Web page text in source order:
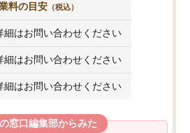
料の目安 （税込）
細はお問い合わせください
細はお問い合わせください
細はお問い合わせください
窓口編集部からみた